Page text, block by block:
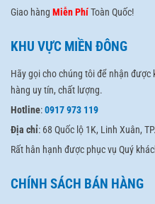
Giao hàng Miễn PhíToàn Quốc!
KHU VỰC MIỀN ĐÔNG
Hãy gọi cho chúng tôi để nhận
hàng uy tín, chất lượng.
Hotline:0917 973 119
Địa chỉ: 68 Quốc lộ 1K, Linh Xuân,
Rất hân hạnh được phục vụ Quý
CHÍNH SÁCH BÁN HÀNG